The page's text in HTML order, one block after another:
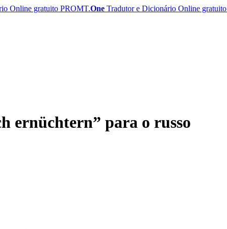
PROMT.One Tradutor e Dicionário Online gratuito
ernüchtern” para o russo